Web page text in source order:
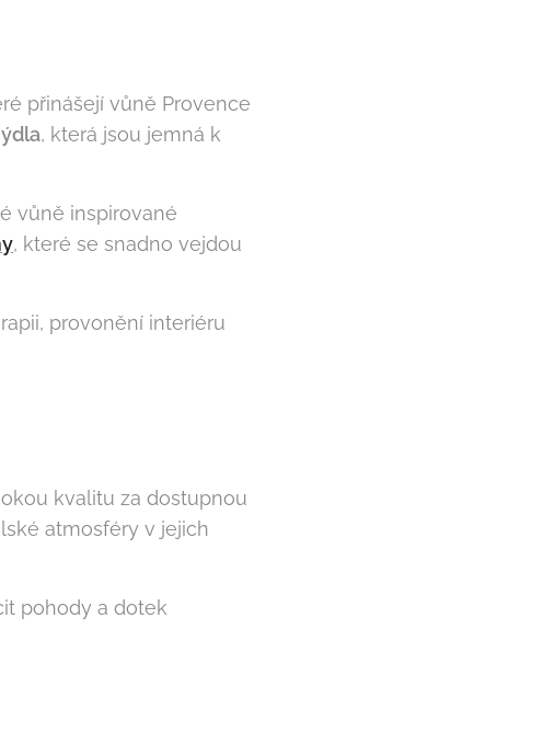
přinášejí vůně Provence
, která jsou jemná k
vůně inspirované
, které se snadno vejdou
provonění interiéru
kvalitu za dostupnou
atmosféry v jejich
pohody a dotek